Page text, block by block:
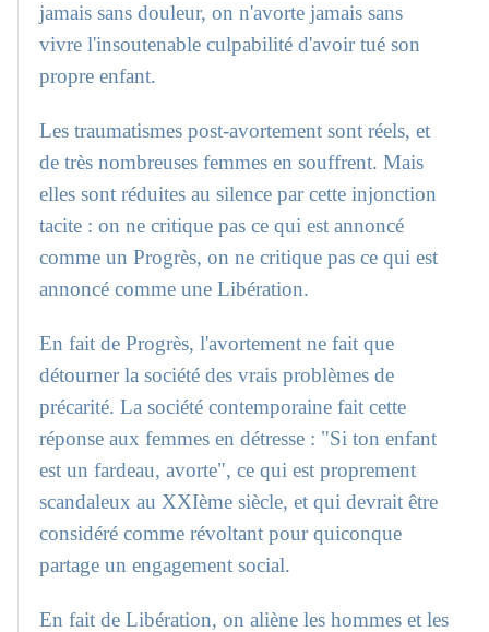
jamais sans douleur, on n'avorte jamais sans
vivre l'insoutenable culpabilité d'avoir tué son
propre enfant.
Les traumatismes post-avortement sont réels, et
de très nombreuses femmes en souffrent. Mais
elles sont réduites au silence par cette injonction
tacite : on ne critique pas ce qui est annoncé
comme un Progrès, on ne critique pas ce qui est
annoncé comme une Libération.
En fait de Progrès, l'avortement ne fait que
détourner la société des vrais problèmes de
précarité. La société contemporaine fait cette
réponse aux femmes en détresse : "Si ton enfant
est un fardeau, avorte", ce qui est proprement
scandaleux au XXIème siècle, et qui devrait être
considéré comme révoltant pour quiconque
partage un engagement social.
En fait de Libération, on aliène les hommes et les